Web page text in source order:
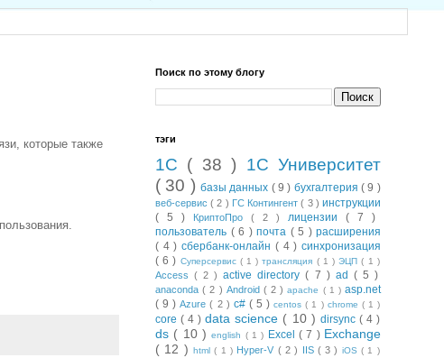
которые также
Поиск по этому блогу
тэги
1С ( 38 ) 1С Университет
( 30 ) базы данных ( 9 ) бухгалтерия( 9 )
веб-сервис( 2 ) ГС Контингент( 3 )инструкции
( 5 )
КриптоПро ( 2 ) лицензии ( 7 )
пользователь ( 6 ) почта ( 5 ) расширения
( 4 )сбербанк-онлайн ( 4 )синхронизация
( 6 ) Суперсервис ( 1 )трансляция ( 1 )ЭЦП( 1 )
Access( 2 )active directory( 7 ) ad ( 5 )
anaconda( 2 ) Android ( 2 )apache ( 1 )asp.net
( 9 )Azure( 2 ) c# ( 5 )centos( 1 ) chrome ( 1 )
core( 4 )data science ( 10 ) dirsync ( 4 )
ds ( 10 )english ( 1 ) Excel( 7 ) Exchange
( 12 )
html( 1 ) Hyper-V ( 2 ) IIS ( 3 ) iOS( 1 )